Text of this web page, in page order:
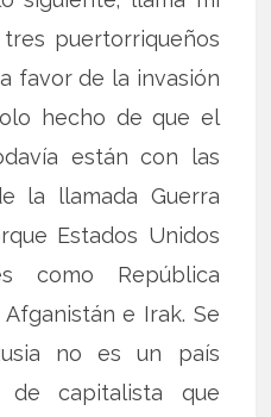
puertorriqueños
favor de la invasión
hecho de que el
están con las
la llamada Guerra
Estados Unidos
como República
e Irak. Se
no es un país
de capitalista que